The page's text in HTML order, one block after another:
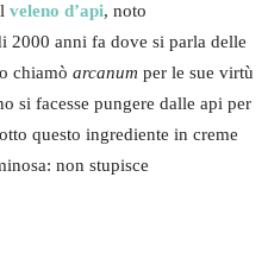
veleno d’api, noto
2000 anni fa dove si parla delle
chiamò arcanum per le sue virtù
si facesse pungere dalle api per
questo ingrediente in creme
non stupisce